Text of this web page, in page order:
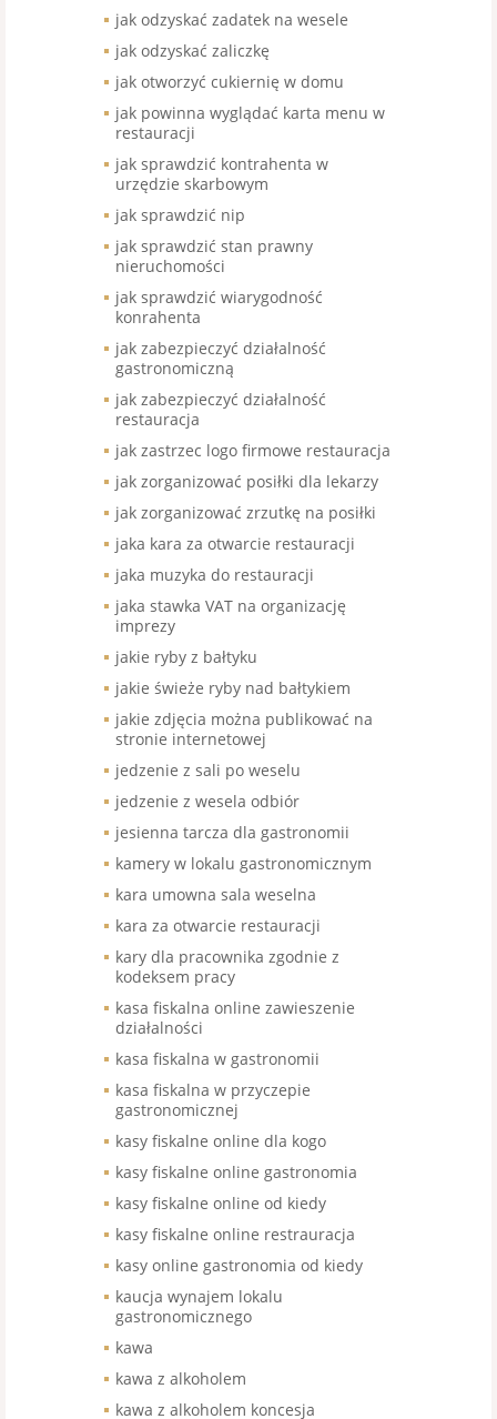
jak odzyskać zadatek na wesele
jak odzyskać zaliczkę
jak otworzyć cukiernię w domu
jak powinna wyglądać karta menu w
restauracji
jak sprawdzić kontrahenta w
urzędzie skarbowym
jak sprawdzić nip
jak sprawdzić stan prawny
nieruchomości
jak sprawdzić wiarygodność
konrahenta
jak zabezpieczyć działalność
gastronomiczną
jak zabezpieczyć działalność
restauracja
jak zastrzec logo firmowe restauracja
jak zorganizować posiłki dla lekarzy
jak zorganizować zrzutkę na posiłki
jaka kara za otwarcie restauracji
jaka muzyka do restauracji
jaka stawka VAT na organizację
imprezy
jakie ryby z bałtyku
jakie świeże ryby nad bałtykiem
jakie zdjęcia można publikować na
stronie internetowej
jedzenie z sali po weselu
jedzenie z wesela odbiór
jesienna tarcza dla gastronomii
kamery w lokalu gastronomicznym
kara umowna sala weselna
kara za otwarcie restauracji
kary dla pracownika zgodnie z
kodeksem pracy
kasa fiskalna online zawieszenie
działalności
kasa fiskalna w gastronomii
kasa fiskalna w przyczepie
gastronomicznej
kasy fiskalne online dla kogo
kasy fiskalne online gastronomia
kasy fiskalne online od kiedy
kasy fiskalne online restrauracja
kasy online gastronomia od kiedy
kaucja wynajem lokalu
gastronomicznego
kawa
kawa z alkoholem
kawa z alkoholem koncesja